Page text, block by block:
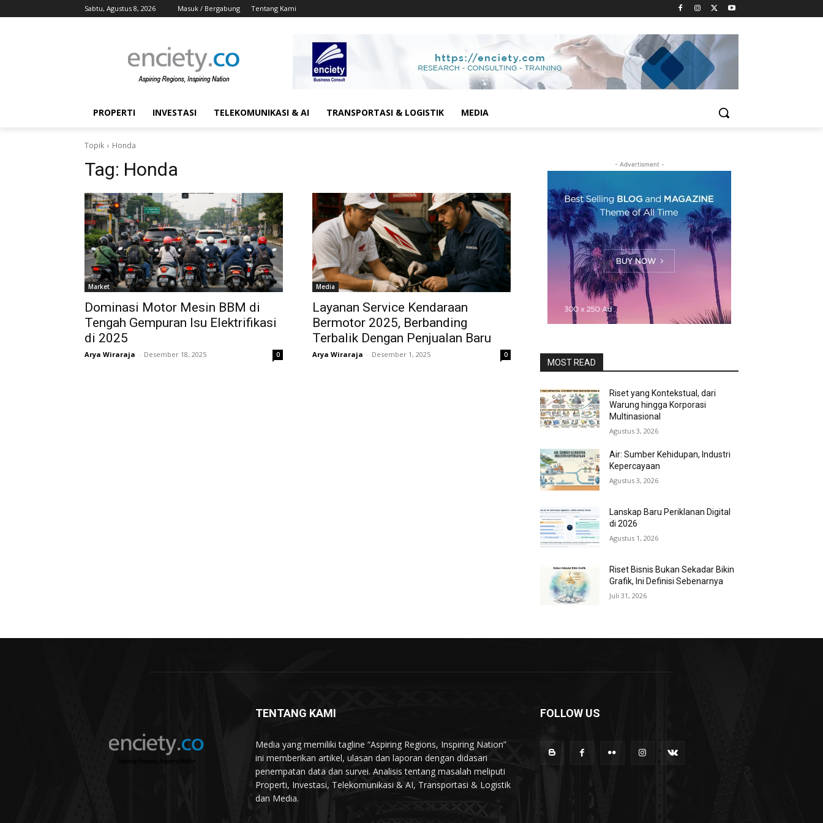
Sabtu, Agustus 8, 2026 Masuk / Bergabung Tentang Kami
PROPERTI INVESTASI TELEKOMUNIKASI & AI TRANSPORTASI & LOGISTIK MEDIA
Topik Honda
Tag: Honda
Market
Dominasi Motor Mesin BBM di
Tengah Gempuran Isu Elektrifikasi
di 2025
Arya Wiraraja - Desember 18, 2025 0
Media
Layanan Service Kendaraan
Bermotor 2025, Berbanding
Terbalik Dengan Penjualan Baru
Arya Wiraraja - Desember 1, 2025 0
- Advertisment -
MOST READ
Riset yang Kontekstual, dari
Warung hingga Korporasi
Multinasional
Agustus 3, 2026
Air: Sumber Kehidupan, Industri
Kepercayaan
Agustus 3, 2026
Lanskap Baru Periklanan Digital
di 2026
Agustus 1, 2026
Riset Bisnis Bukan Sekadar Bikin
Grafik, Ini Definisi Sebenarnya
Juli 31, 2026
TENTANG KAMI
Media yang memiliki tagline “Aspiring Regions, Inspiring Nation”
ini memberikan artikel, ulasan dan laporan dengan didasari
penempatan data dan survei. Analisis tentang masalah meliputi
Properti, Investasi, Telekomunikasi & AI, Transportasi & Logistik
dan Media.
FOLLOW US